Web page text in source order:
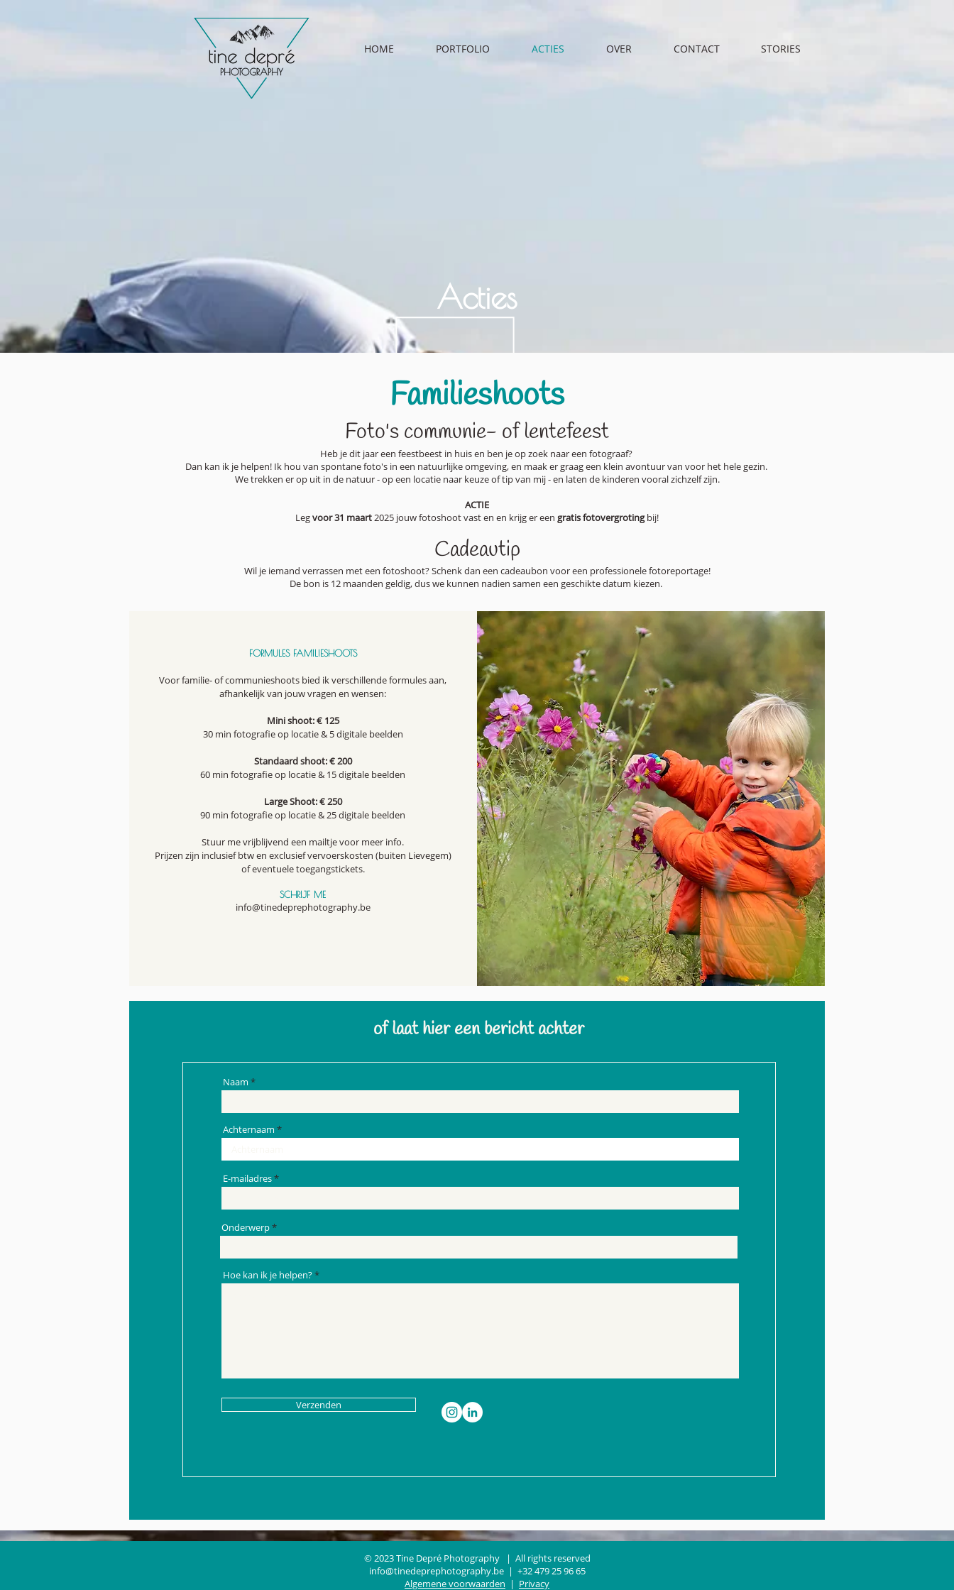
HOME PORTFOLIO ACTIES OVER CONTACT STORIES
Acties
Familieshoots
Foto's communie- of lentefeest
Heb je dit jaar een feestbeest in huis en ben je op zoek naar een fotograaf?
Dan kan ik je helpen! Ik hou van spontane foto's in een natuurlijke omgeving, en maak er graag een klein avontuur van voor het hele gezin.
We trekken er op uit in de natuur - op een locatie naar keuze of tip van mij - en laten de kinderen vooral zichzelf zijn.
ACTIE
Legvoor 31 maart2025 jouw fotoshoot vast en en krijg er een gratis fotovergrotingbij!
Cadeautip
Wil je iemand verrassen met een fotoshoot? Schenk dan een cadeaubon voor een professionele fotoreportage!
De bon is 12 maanden geldig, dus we kunnen nadien samen een geschikte datum kiezen.
FORMULES FAMILIESHOOTS
Voor familie- of communieshoots bied ik verschillende formules aan,
afhankelijk van jouw vragen en wensen:
Mini shoot: € 125
30 min fotografie op locatie & 5 digitale beelden
Standaard shoot: € 200
60 min fotografie op locatie & 15 digitale beelden
Large Shoot: € 250
90 min fotografie op locatie & 25 digitale beelden
Stuur me vrijblijvend een mailtje voor meer info.
Prijzen zijn inclusief btw en exclusiefvervoerskosten (buiten Lievegem)
of eventuele toegangstickets.
SCHRIJF ME
info@tinedeprephotography.be
of laat hiereen bericht achter
Naam
Achternaam
E-mailadres
Onderwerp
Hoe kan ik je helpen?
Verzenden
© 2023 Tine Depré Photography | All rights reserved
info@tinedeprephotography.be| +32 479 25 96 65
Algemene voorwaarden | Privacy